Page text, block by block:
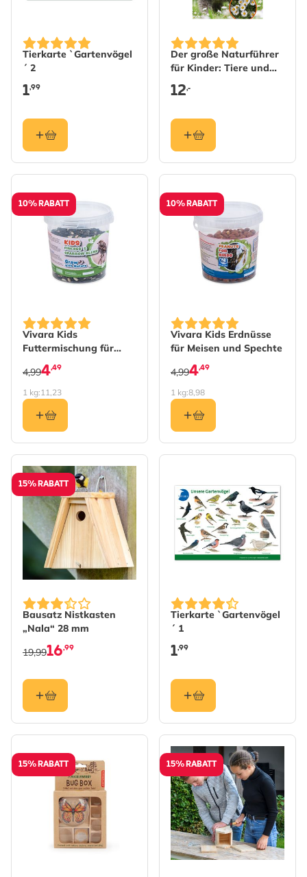
Tierkarte `Gartenvögel
´ 2
1,99
Der große Naturführer
für Kinder: Tiere und
Pflanzen
12,-
10% RABATT
Vivara Kids
Futtermischung für
Finken & Spatzen
4,49
4,99
1 kg:11,23
10% RABATT
Vivara Kids Erdnüsse
für Meisen und Spechte
4,49
4,99
1 kg:8,98
15% RABATT
Bausatz Nistkasten
„Nala“ 28 mm
16,99
19,99
Tierkarte `Gartenvögel
´ 1
1,99
15% RABATT 15% RABATT